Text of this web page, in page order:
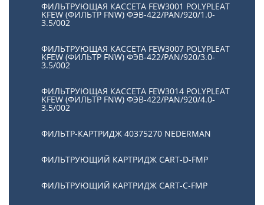
ФИЛЬТРУЮЩАЯ КАССЕТА FEW3001 POLYPLEAT
KFEW (ФИЛЬТР FNW) ФЭВ-422/PAN/920/1.0-
3.5/002
ФИЛЬТРУЮЩАЯ КАССЕТА FEW3007 POLYPLEAT
KFEW (ФИЛЬТР FNW) ФЭВ-422/PAN/920/3.0-
3.5/002
ФИЛЬТРУЮЩАЯ КАССЕТА FEW3014 POLYPLEAT
KFEW (ФИЛЬТР FNW) ФЭВ-422/PAN/920/4.0-
3.5/002
ФИЛЬТР-КАРТРИДЖ 40375270 NEDERMAN
ФИЛЬТРУЮЩИЙ КАРТРИДЖ CART-D-FMP
ФИЛЬТРУЮЩИЙ КАРТРИДЖ CART-С-FMP